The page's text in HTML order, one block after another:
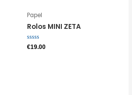
Papel
Rolos MINI ZETA
Avaliação
0
€19.00